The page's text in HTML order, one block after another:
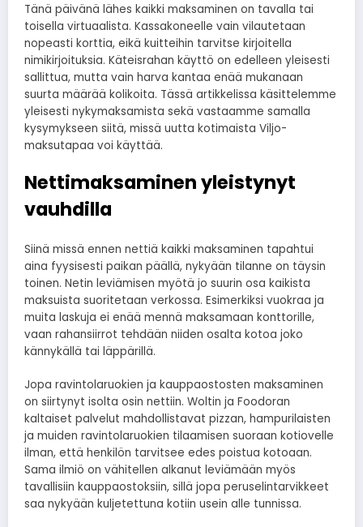
Tänä päivänä lähes kaikki maksaminen on tavalla tai
toisella virtuaalista. Kassakoneelle vain vilautetaan
nopeasti korttia, eikä kuitteihin tarvitse kirjoitella
nimikirjoituksia. Käteisrahan käyttö on edelleen yleisesti
sallittua, mutta vain harva kantaa enää mukanaan
suurta määrää kolikoita. Tässä artikkelissa käsittelemme
yleisesti nykymaksamista sekä vastaamme samalla
kysymykseen siitä, missä uutta kotimaista Viljo-
maksutapaa voi käyttää.
Nettimaksaminen yleistynyt
vauhdilla
Siinä missä ennen nettiä kaikki maksaminen tapahtui
aina fyysisesti paikan päällä, nykyään tilanne on täysin
toinen. Netin leviämisen myötä jo suurin osa kaikista
maksuista suoritetaan verkossa. Esimerkiksi vuokraa ja
muita laskuja ei enää mennä maksamaan konttorille,
vaan rahansiirrot tehdään niiden osalta kotoa joko
kännykällä tai läppärillä.
Jopa ravintolaruokien ja kauppaostosten maksaminen
on siirtynyt isolta osin nettiin. Woltin ja Foodoran
kaltaiset palvelut mahdollistavat pizzan, hampurilaisten
ja muiden ravintolaruokien tilaamisen suoraan kotiovelle
ilman, että henkilön tarvitsee edes poistua kotoaan.
Sama ilmiö on vähitellen alkanut leviämään myös
tavallisiin kauppaostoksiin, sillä jopa peruselintarvikkeet
saa nykyään kuljetettuna kotiin usein alle tunnissa.